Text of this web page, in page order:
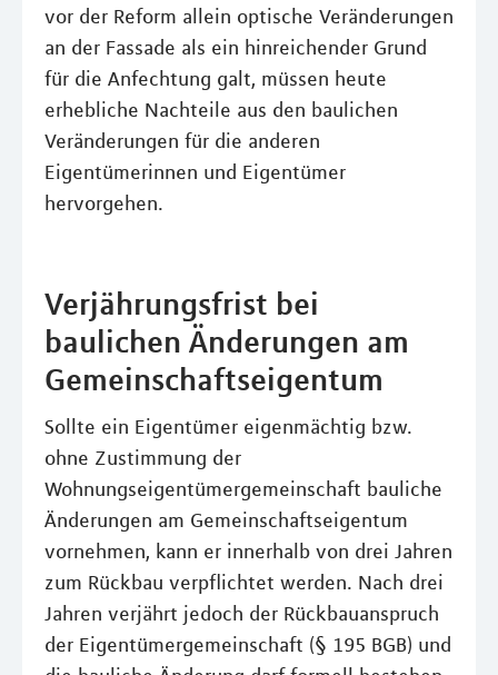
vor der Reform allein optische Veränderungen
an der Fassade als ein hinreichender Grund
für die Anfechtung galt, müssen heute
erhebliche Nachteile aus den baulichen
Veränderungen für die anderen
Eigentümerinnen und Eigentümer
hervorgehen.
Verjährungsfrist bei
baulichen Änderungen am
Gemeinschaftseigentum
Sollte ein Eigentümer eigenmächtig bzw.
ohne Zustimmung der
Wohnungseigentümergemeinschaft bauliche
Änderungen am Gemeinschaftseigentum
vornehmen, kann er innerhalb von drei Jahren
zum Rückbau verpflichtet werden. Nach drei
Jahren verjährt jedoch der Rückbauanspruch
der Eigentümergemeinschaft (§ 195 BGB) und